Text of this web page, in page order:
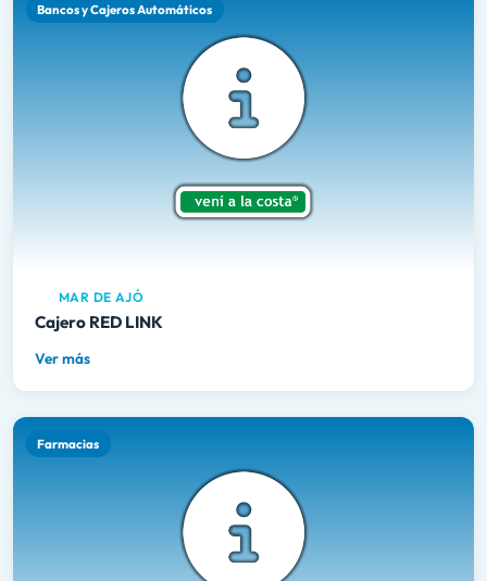
Bancos y Cajeros Automáticos
MAR DE AJÓ
Cajero RED LINK
Ver más
Farmacias